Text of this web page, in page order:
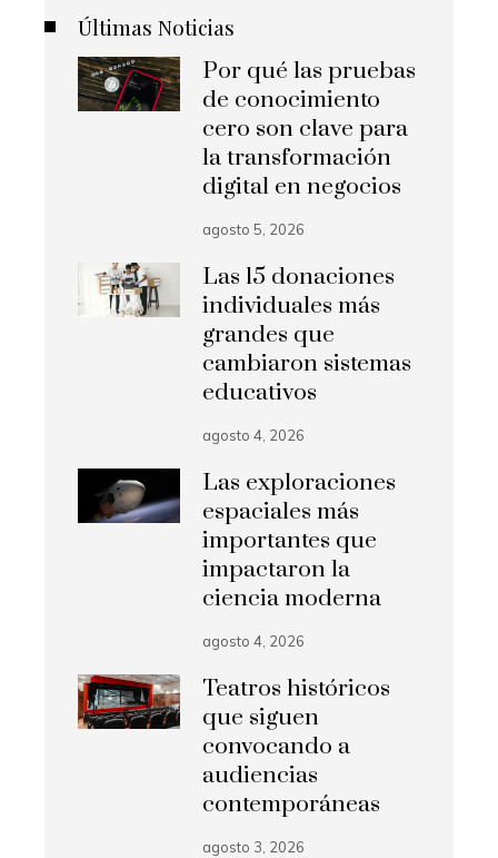
Últimas Noticias
Por qué las pruebas
de conocimiento
cero son clave para
la transformación
digital en negocios
agosto 5, 2026
Las 15 donaciones
individuales más
grandes que
cambiaron sistemas
educativos
agosto 4, 2026
Las exploraciones
espaciales más
importantes que
impactaron la
ciencia moderna
agosto 4, 2026
Teatros históricos
que siguen
convocando a
audiencias
contemporáneas
agosto 3, 2026